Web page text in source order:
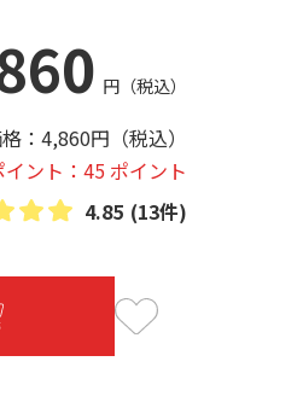
円 （税込）
： 4,860円 （税込）
ント：45 ポイント
4.85 (13件)